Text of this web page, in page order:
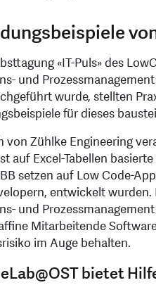
«IT-Puls» des
und
wurde, stellten
für dieses
von Zühlke Engineering
auf Excel-Tabellen
setzen auf Low Code-
entwickelt
und
Mitarbeitende
im Auge behalten.
bietet